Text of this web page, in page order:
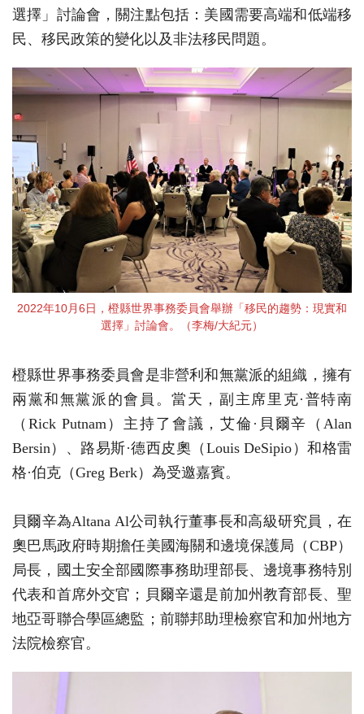
選擇」討論會，關注點包括：美國需要高端和低端移
民、移民政策的變化以及非法移民問題。
2022年10月6日，橙縣世界事務委員會舉辦「移民的趨勢：現實和
選擇」討論會。（李梅/大紀元）
橙縣世界事務委員會是非營利和無黨派的組織，擁有
兩黨和無黨派的會員。當天，副主席里克·普特南
（Rick Putnam）主持了會議，艾倫·貝爾辛（Alan
Bersin）、路易斯·德西皮奧（Louis DeSipio）和格雷
格·伯克（Greg Berk）為受邀嘉賓。
貝爾辛為Altana Al公司執行董事長和高級研究員，在
奧巴馬政府時期擔任美國海關和邊境保護局（CBP）
局長，國土安全部國際事務助理部長、邊境事務特別
代表和首席外交官；貝爾辛還是前加州教育部長、聖
地亞哥聯合學區總監；前聯邦助理檢察官和加州地方
法院檢察官。